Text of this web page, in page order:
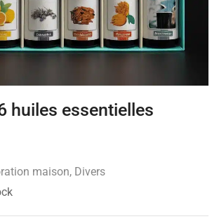
huiles essentielles
maison, Divers